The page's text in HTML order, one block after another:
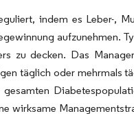
indem es Leber-,
aufzunehmen.
zu decken. Das
täglich oder mehrmals
wirksame